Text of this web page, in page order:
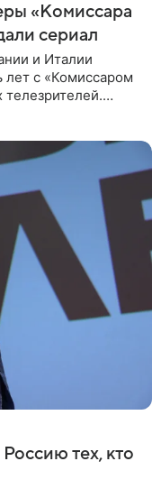
«Комиссара
сериал
и Италии
лет с «Комиссаром
Россию тех, кто